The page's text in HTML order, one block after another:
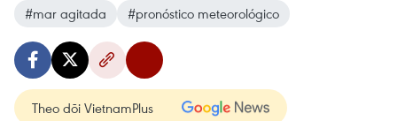
#mar agitada #pronóstico meteorológico
Theo dõi VietnamPlus